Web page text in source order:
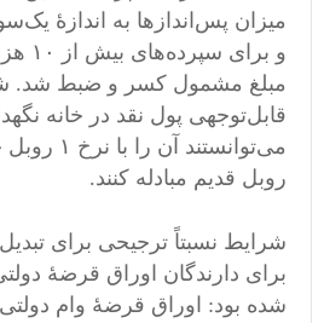
میزان پس‌اندازها به اندازۀ
و
مبلغ مشمول کسر و ضبط شد.
قابل‌توجهی پول نقد در خانه
روبل قدیم مبادله کنند.
شرایط نسبتاً ترجیحی برای
برای دارندگان اوراق قرضۀ